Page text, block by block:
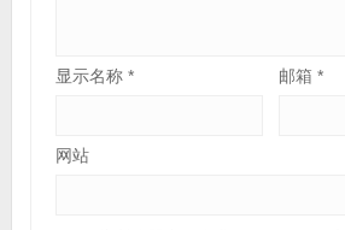
显示名称 * 邮箱*
网站